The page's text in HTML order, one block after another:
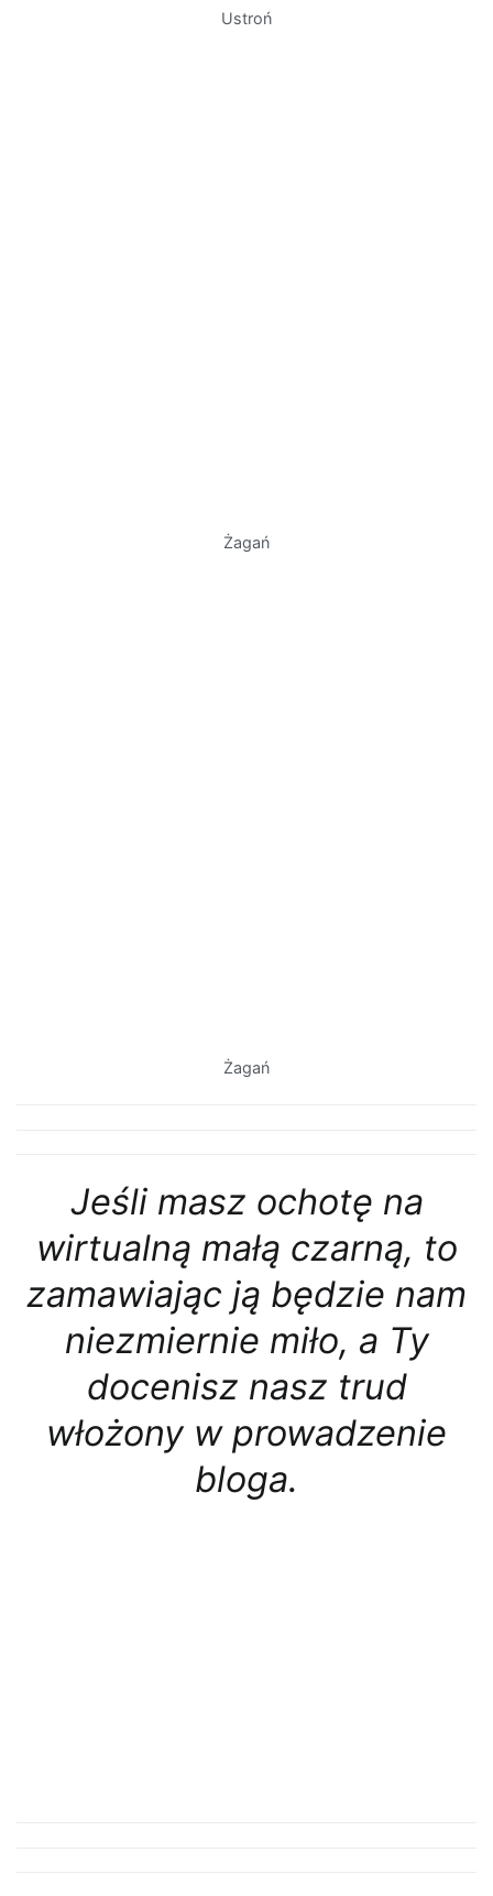
Ustroń
Żagań
Żagań
Jeśli masz ochotę na
wirtualną małą czarną, to
zamawiając ją będzie nam
niezmiernie miło, a Ty
docenisz nasz trud
włożony w prowadzenie
bloga.